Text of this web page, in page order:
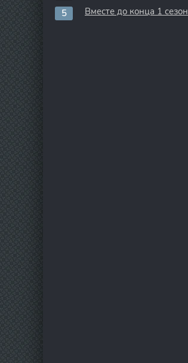
Вместе до конца 1 сезон